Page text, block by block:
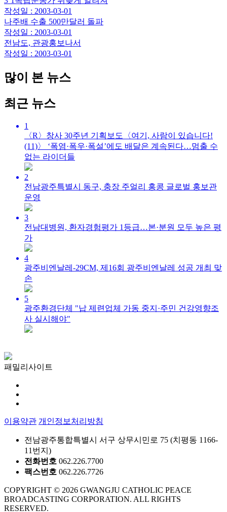
작성일 : 2003-03-01
나주배 수출 500만달러 돌파
작성일 : 2003-03-01
전남도, 관광홍보나서
작성일 : 2003-03-01
많이 본 뉴스
최근 뉴스
1
〈R〉창사 30주년 기획보도〈여기, 사람이 있습니다!
(11)〉 ‘폭염·폭우·폭설’에도 배달은 계속된다…멈출 수
없는 라이더들
2
전남광주특별시 동구, 충장 주얼리 홍콩 글로벌 홍보관
운영
3
전남대병원, 환자경험평가 1등급…본·분원 모두 높은 평
가
4
광주비엔날레-29CM, 제16회 광주비엔날레 성공 개최 맞
손
5
광주환경단체 "납 제련업체 가동 중지·주민 건강영향조
사 실시해야"
패밀리사이트
이용약관 개인정보처리방침
전남광주통합특별시 서구 상무시민로 75 (치평동 1166-
11번지)
전화번호 062.226.7700
팩스번호 062.226.7726
COPYRIGHT © 2026 GWANGJU CATHOLIC PEACE
BROADCASTING CORPORATION. ALL RIGHTS
RESERVED.